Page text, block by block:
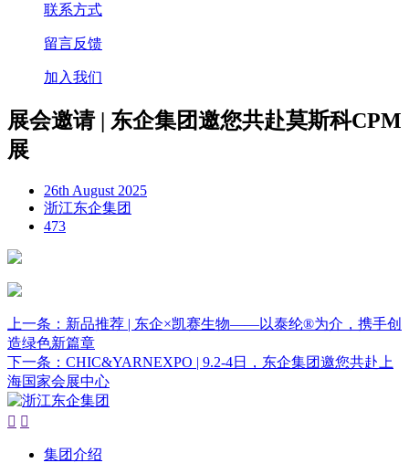
联系方式
留言反馈
加入我们
展会邀请 | 东企集团邀您共赴莫斯科CPM
展
26th August 2025
浙江东企集团
473
上一条：新品推荐 | 东企×凯赛生物——以泰纶®为介，携手创
造绿色新篇章
下一条：CHIC&YARNEXPO | 9.2-4日，东企集团邀您共赴上
海国家会展中心
 
集团介绍